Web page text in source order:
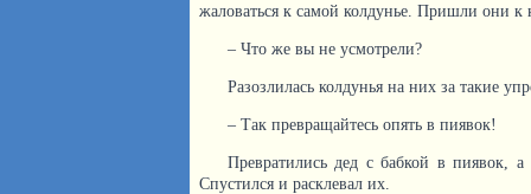
жаловаться к самой колдунье. Пришли они к
– Что же вы не усмотрели?
Разозлилась колдунья на них за такие
– Так превращайтесь опять в пиявок!
Превратились дед с бабкой в пиявок,
Спустился и расклевал их.